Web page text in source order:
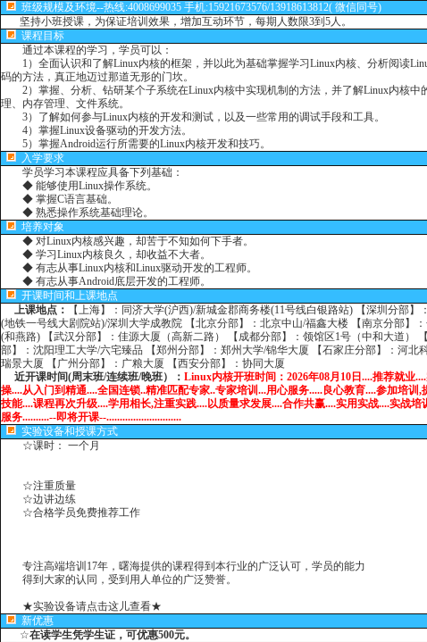
坚持小班授课，为保证培训效果，增加互动环节，每期人数限3到5人。
课程目标
通过本课程的学习，学员可以：
1）全面认识和了解Linux内核的框架，并以此为基础掌握学习Linux内核、分析阅读
码的方法，真正地迈过那道无形的门坎。
2）掌握、分析、钻研某个子系统在Linux内核中实现机制的方法，并了解Linux内核中
理、内存管理、文件系统。
3）了解如何参与Linux内核的开发和测试，以及一些常用的调试手段和工具。
4）掌握Linux设备驱动的开发方法。
5）掌握Android运行所需要的Linux内核开发和技巧。
入学要求
学员学习本课程应具备下列基础：
◆ 能够使用Linux操作系统。
◆ 掌握C语言基础。
◆ 熟悉操作系统基础理论。
培养对象
◆ 对Linux内核感兴趣，却苦于不知如何下手者。
◆ 学习Linux内核良久，却收益不大者。
◆ 有志从事Linux内核和Linux驱动开发的工程师。
◆ 有志从事Android底层开发的工程师。
开课时间和上课地点
上课地点：【上海】：同济大学(沪西)/新城金郡商务楼(11号线白银路站) 【深圳分部】
(地铁一号线大剧院站)/深圳大学成教院 【北京分部】：北京中山/福鑫大楼 【南京分部】
(和燕路) 【武汉分部】：佳源大厦（高新二路） 【成都分部】：领馆区1号（中和大道）
部】：沈阳理工大学/六宅臻品 【郑州分部】：郑州大学/锦华大厦 【石家庄分部】：河北
瑞景大厦 【广州分部】：广粮大厦 【西安分部】：协同大厦
近开课时间(周末班/连续班/晚班）：Linux内核开班时间：2026年08月10日....推荐就业
操....从入门到精通....全国连锁..精准匹配专家..专家培训...用心服务.....良心教育....参加培训,
技能....课程再次升级....学用相长,注重实践....以质量求发展....合作共赢....实用实战....实战培
服务..........--即将开课--............................
实验设备和授课方式
☆课时： 一个月
☆边讲边练
☆合格学员免费推荐工作
得到大家的认同，受到用人单位的广泛赞誉。
新优惠
☆在读学生凭学生证，可优惠500元。
质量保障